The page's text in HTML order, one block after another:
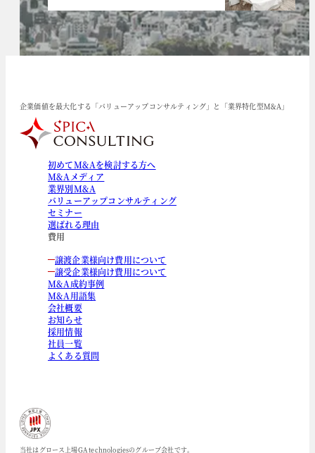
企業価値を最大化する「バリューアップコンサルティング」と「業界特化型M&A」
初めてM&Aを検討する方へ
M&Aメディア
業界別M&A
バリューアップコンサルティング
セミナー
選ばれる理由
費用
譲渡企業様向け費用について
譲受企業様向け費用について
M&A成約事例
M&A用語集
会社概要
お知らせ
採用情報
社員一覧
よくある質問
当社はグロース上場GA technologiesのグループ会社です。